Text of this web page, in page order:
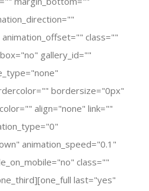
class=""
gallery_id=""
bordersize="0px"
align="none" link=""
animation_speed="0.1"
class=""
last="yes"